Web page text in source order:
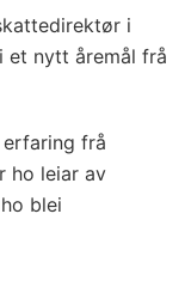
i
et nytt åremål frå
erfaring frå
ho leiar av
blei